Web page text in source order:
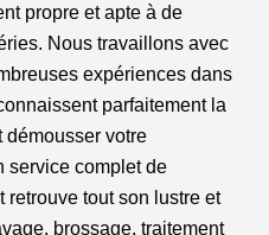
propre et apte à de
Nous travaillons avec
expériences dans
parfaitement la
démousser votre
service complet de
retrouve tout son lustre et
brossage, traitement